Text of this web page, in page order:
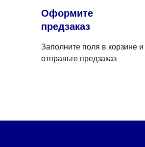
Оформите
предзаказ
Заполните поля в корзине и
отправьте предзаказ